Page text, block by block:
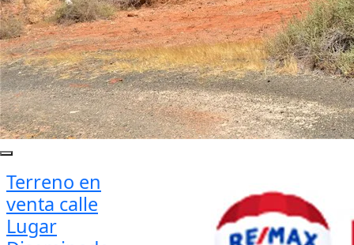
Terreno en
venta calle
Lugar